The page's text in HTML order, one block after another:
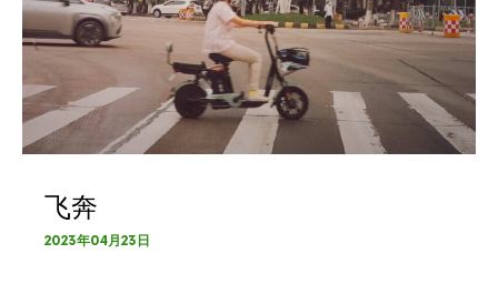
飞奔
2023年04月23日